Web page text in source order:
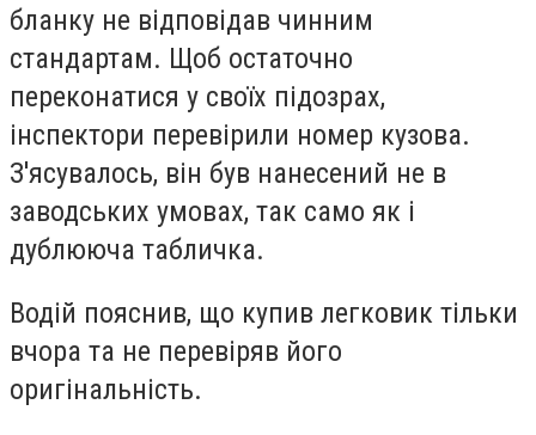
бланку не відповідав чинним
стандартам. Щоб остаточно
переконатися у своїх підозрах,
інспектори перевірили номер кузова.
З'ясувалось, він був нанесений не в
заводських умовах, так само як і
дублююча табличка.
Водій пояснив, що купив легковик тільки
вчора та не перевіряв його
оригінальність.